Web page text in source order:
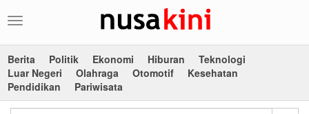
Toggle
Berita
Politik Ekonomi Hiburan
Teknologi
Luar Negeri
Olahraga Otomotif
Kesehatan
Pendidikan
Pariwisata